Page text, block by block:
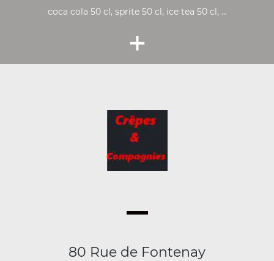
coca cola 50 cl, sprite 50 cl, ice tea 50 cl, ...
+
80 Rue de Fontenay